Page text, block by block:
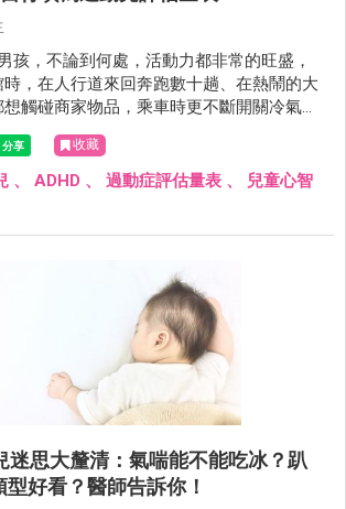
孩，不論到何處，活動力都非常的旺盛，
，在人行道來回奔跑數十趟、在熱鬧的大
觸碰商家物品，乘車時更不斷開關冷氣
圾，讓全車乘客都很困擾，面對疑似有過動
只能搖頭表示無奈。
收藏
、 ADHD 、 過動症評估量表 、
兒童心智
迷思大釐清：氣喘能不能吃冰？趴
好看？醫師告訴你！